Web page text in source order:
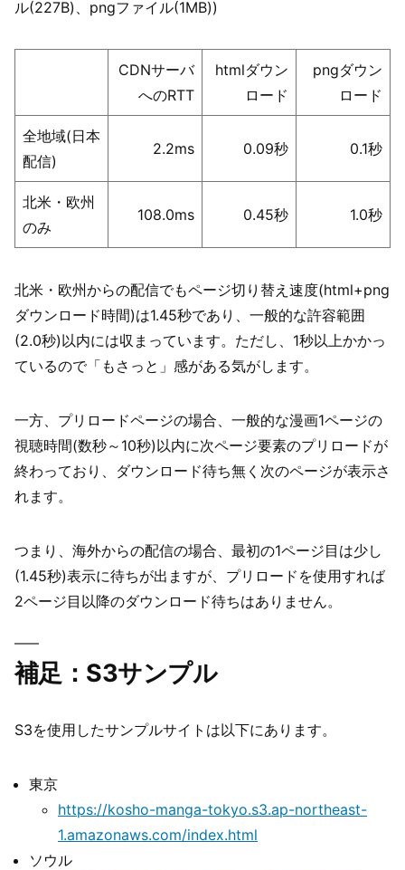
ル(227B)、pngファイル(1MB))
CDNサーバ
へのRTT
htmlダウン
ロード
pngダウン
ロード
全地域(日本
配信)
2.2ms 0.09秒 0.1秒
北米・欧州
のみ
108.0ms 0.45秒 1.0秒
北米・欧州からの配信でもページ切り替え速度(html+png
ダウンロード時間)は1.45秒であり、一般的な許容範囲
(2.0秒)以内には収まっています。ただし、1秒以上かかっ
ているので「もさっと」感がある気がします。
一方、プリロードページの場合、一般的な漫画1ページの
視聴時間(数秒～10秒)以内に次ページ要素のプリロードが
終わっており、ダウンロード待ち無く次のページが表示さ
れます。
つまり、海外からの配信の場合、最初の1ページ目は少し
(1.45秒)表示に待ちが出ますが、プリロードを使用すれば
2ページ目以降のダウンロード待ちはありません。
補足：S3サンプル
S3を使用したサンプルサイトは以下にあります。
東京
https://kosho-manga-tokyo.s3.ap-northeast-
1.amazonaws.com/index.html
ソウル